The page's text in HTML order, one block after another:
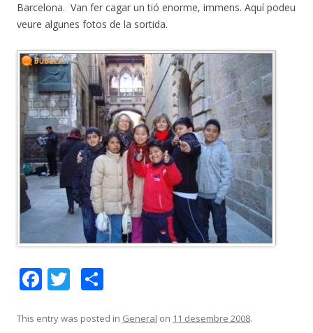
Barcelona. Van fer cagar un tió enorme, immens. Aquí podeu
veure algunes fotos de la sortida.
F
e
T
itt m
This entry was posted in General on 11 desembre 2008.